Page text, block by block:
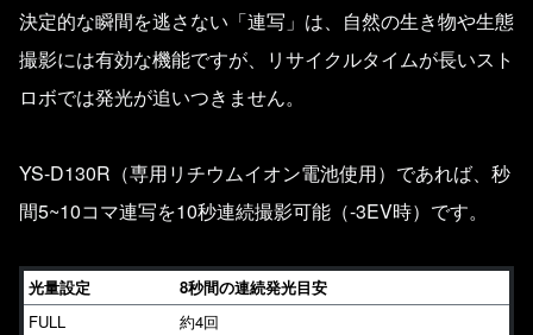
決定的な瞬間を逃さない「連写」は、自然の生き物や生態
撮影には有効な機能ですが、リサイクルタイムが長いスト
ロボでは発光が追いつきません。
YS-D130R（専用リチウムイオン電池使用）であれば、秒
間5~10コマ連写を10秒連続撮影可能（-3EV時）です。
光量設定
8秒間の連続発光目安
FULL
約4回